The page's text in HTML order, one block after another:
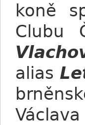
koně
Clubu
alias